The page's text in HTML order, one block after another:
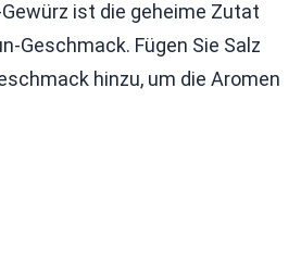
ist die geheime Zutat
Geschmack. Fügen Sie Salz
hinzu, um die Aromen